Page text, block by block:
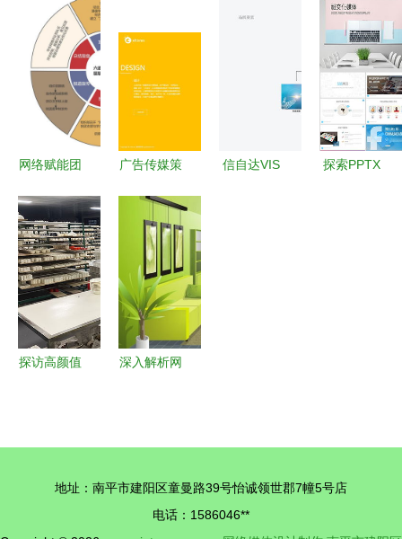
计中的商业
网络视觉素
材宝库
机产品设计
新时代
个前沿与传
微新洁能双
双涨停，主
力资金聚焦
网络媒体设
计制作板块
网络赋能团
媒体红色育
人阵地 设
计与制作实
践
广告传媒策
设计 网络
媒体制作的
战略蓝图
信自达VIS
探索PPTX
探访高颜值
深入解析网
性与定量分
地址：南平市建阳区童曼路39号怡诚领世郡7幢5号店
电话：1586046**